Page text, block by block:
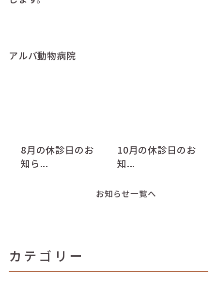
アルバ動物病院
8月の休診日のお
知ら...
お知らせ一覧へ
10月の休診日のお
知...
カテゴリー